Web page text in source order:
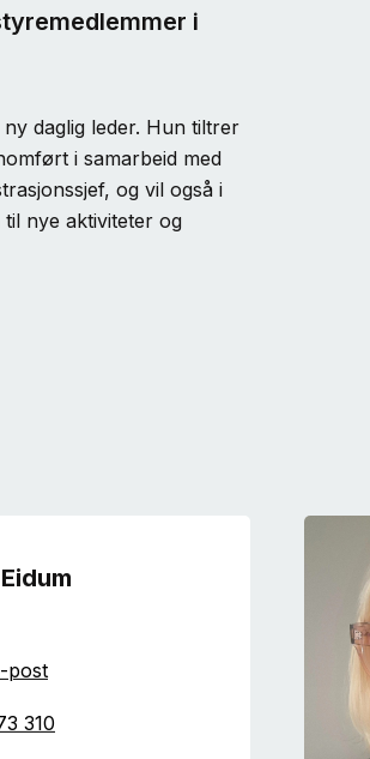
i
ny daglig leder. Hun tiltrer
i samarbeid med
og vil også i
nye aktiviteter og
post
310